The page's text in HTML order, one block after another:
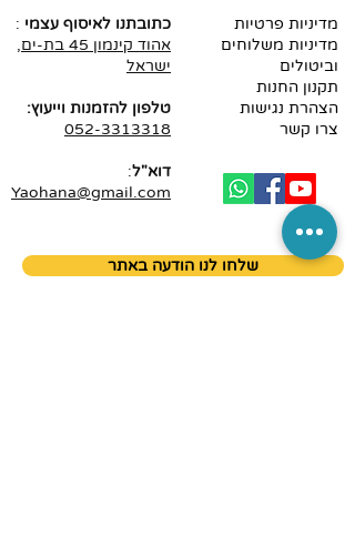
כתובתנו לאיסוף עצמי :
אהוד
קינמון 45 בת-ים,
ישראל
טלפון להזמנות וייעוץ:
052-3313318
דוא"ל:
Yaohana@gmail.com
מדיניות פרטיות
מדיניות משלוחים
וביטולים
תקנון החנות
הצהרת נגישות
צרו קשר
שלחו לנו הודעה באתר